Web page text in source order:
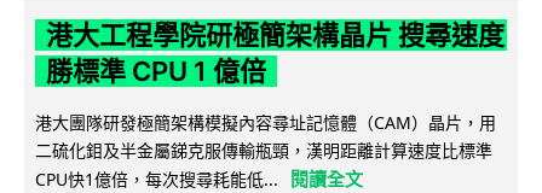
港大工程學院研極簡架構晶片 搜尋速度
勝標準 CPU 1 億倍
港大團隊研發極簡架構模擬內容尋址記憶體（CAM）晶片，用
二硫化鉬及半金屬銻克服傳輸瓶頸，漢明距離計算速度比標準
CPU快1億倍，每次搜尋耗能低...
閱讀全文